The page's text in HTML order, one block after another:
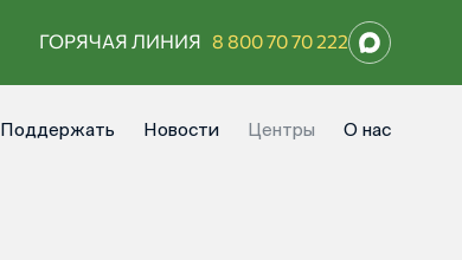
ГОРЯЧАЯ ЛИНИЯ 8 800 70 70 222
Поддержать Новости Центры О нас